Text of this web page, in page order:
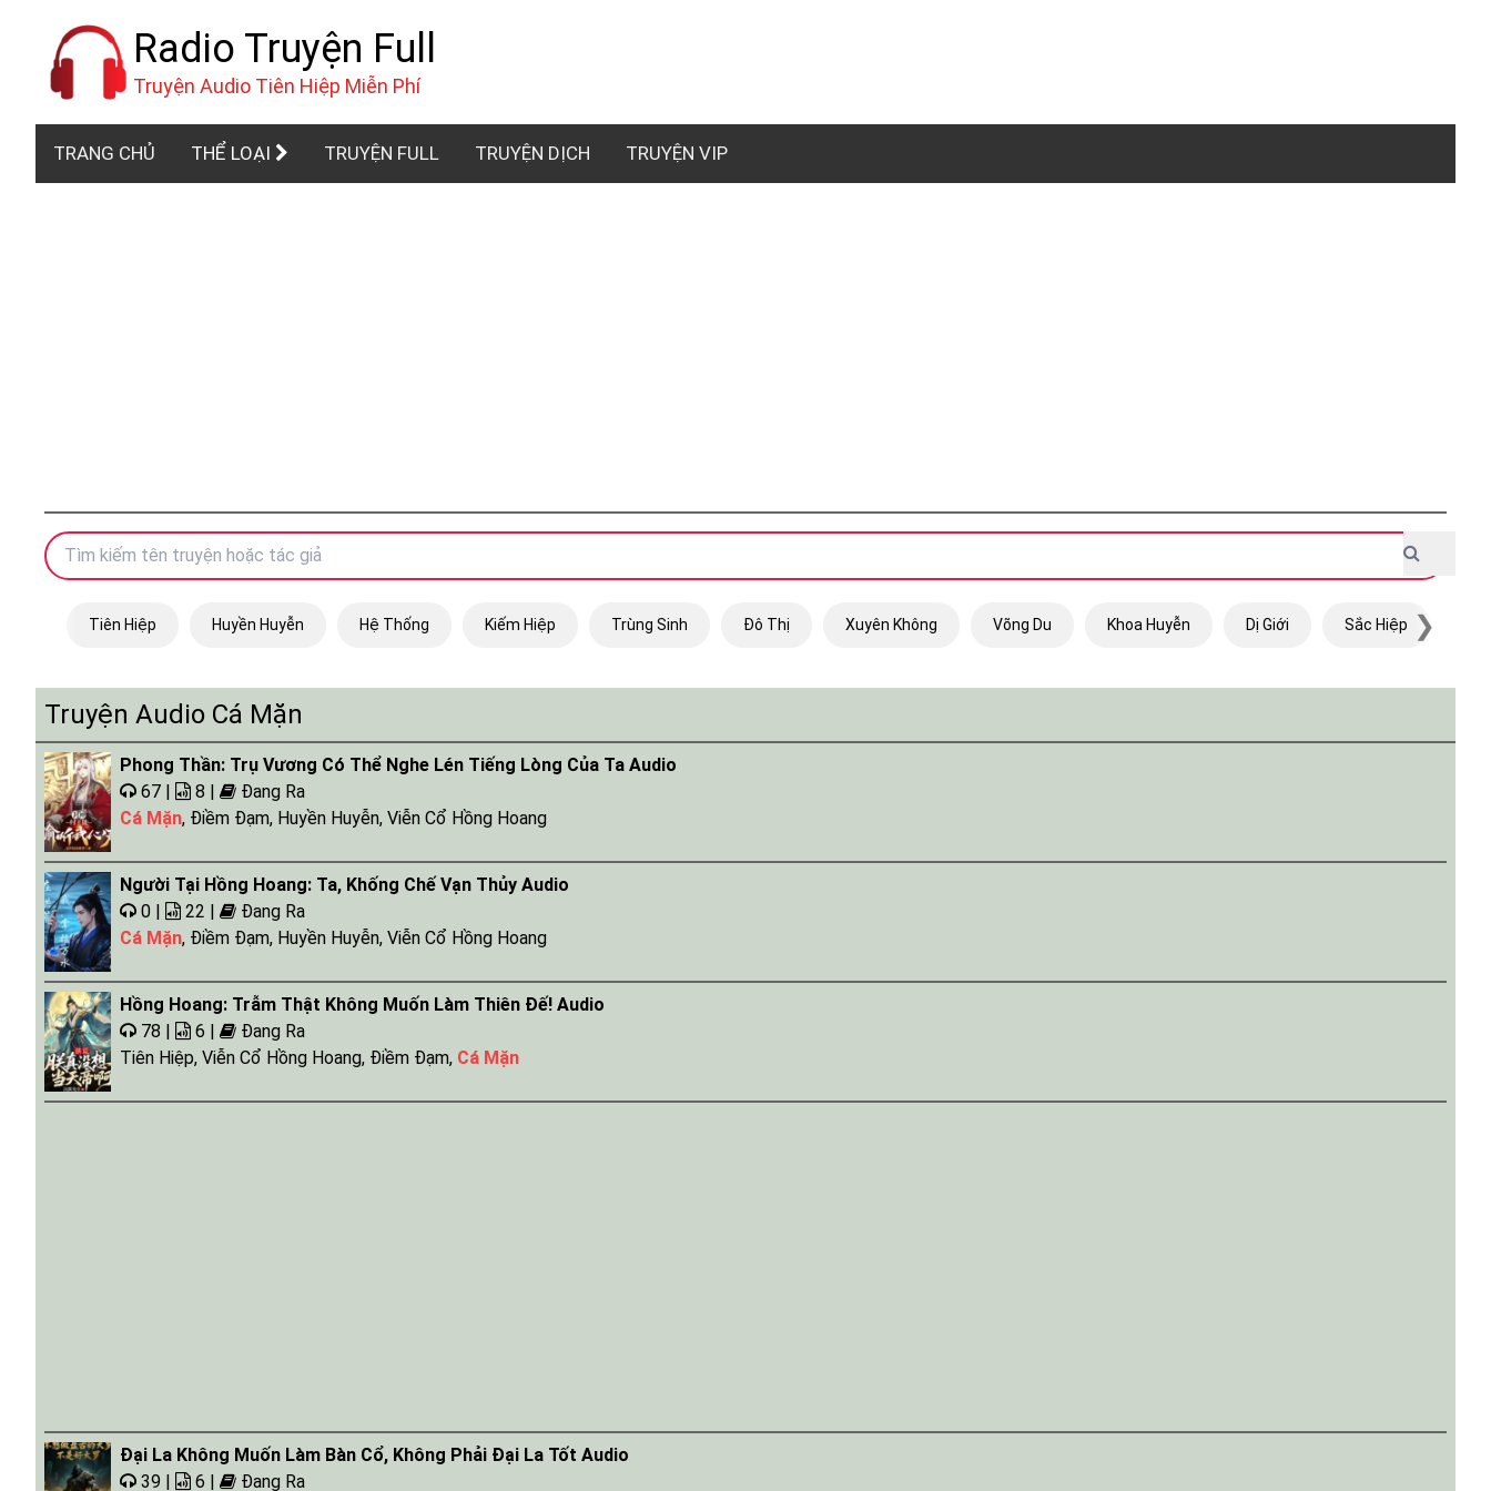
Radio Truyện Full
Truyện Audio Tiên Hiệp Miễn Phí
TRANG CHỦ THỂ LOẠI TRUYỆN FULL TRUYỆN DỊCH TRUYỆN VIP
Tiên Hiệp Huyền Huyễn Hệ Thống Kiếm Hiệp Trùng Sinh Đô Thị Xuyên Không Võng Du Khoa Huyễn Dị Giới Sắc Hiệp ❯
Truyện Audio Cá Mặn
Phong Thần: Trụ Vương Có Thể Nghe Lén Tiếng Lòng Của Ta Audio
67 |
8 |
Đang Ra
Cá Mặn, Điềm Đạm, Huyền Huyễn, Viễn Cổ Hồng Hoang
Người Tại Hồng Hoang: Ta, Khống Chế Vạn Thủy Audio
0 |
22 |
Đang Ra
Cá Mặn, Điềm Đạm, Huyền Huyễn, Viễn Cổ Hồng Hoang
Hồng Hoang: Trẫm Thật Không Muốn Làm Thiên Đế! Audio
78 |
6 |
Đang Ra
Tiên Hiệp, Viễn Cổ Hồng Hoang, Điềm Đạm, Cá Mặn
Đại La Không Muốn Làm Bàn Cổ, Không Phải Đại La Tốt Audio
39 |
6 | Đang Ra